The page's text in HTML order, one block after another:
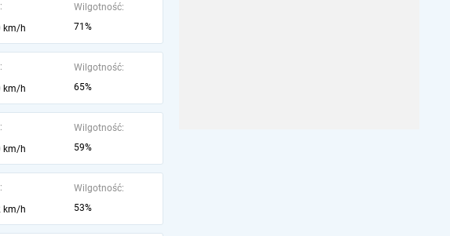
km/h
Wilgotność:
71%
km/h
Wilgotność:
65%
km/h
Wilgotność:
59%
km/h
Wilgotność:
53%